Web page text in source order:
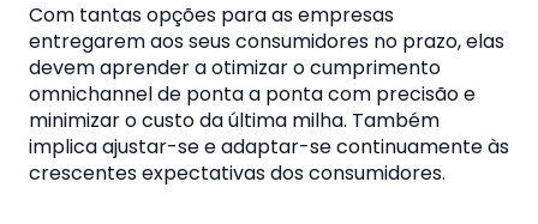
Com tantas opções para as empresas
entregarem aos seus consumidores no prazo, elas
devem aprender a otimizar o cumprimento
omnichannel de ponta a ponta com precisão e
minimizar o custo da última milha. Também
implica ajustar-se e adaptar-se continuamente às
crescentes expectativas dos consumidores.